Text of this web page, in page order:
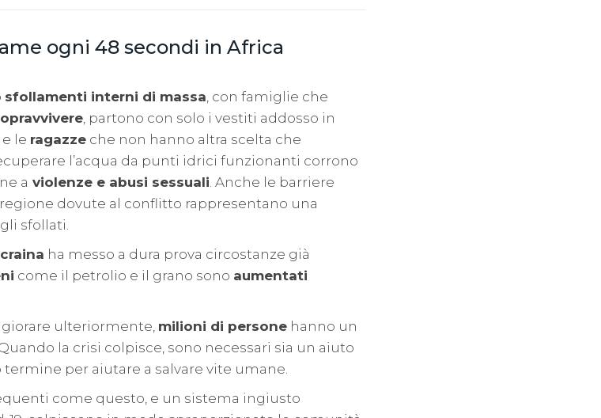
ogni 48 secondi in Africa
sfollamenti interni di massa , con famiglie che
, partono con solo i vestiti addosso in
e le ragazze che non hanno altra scelta che
l’acqua da punti idrici funzionanti corrono
a violenze e abusi sessuali . Anche le barriere
dovute al conflitto rappresentano una
sfollati.
ha messo a dura prova circostanze già
come il petrolio e il grano sono aumentati
ulteriormente, milioni di persone hanno un
Quando la crisi colpisce, sono necessari sia un aiuto
per aiutare a salvare vite umane.
come questo, e un sistema ingiusto